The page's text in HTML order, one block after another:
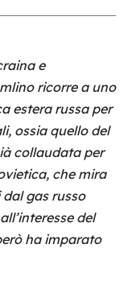
e
ricorre a uno
estera russa per
ossia quello del
collaudata per
che mira
gas russo
del
ha imparato